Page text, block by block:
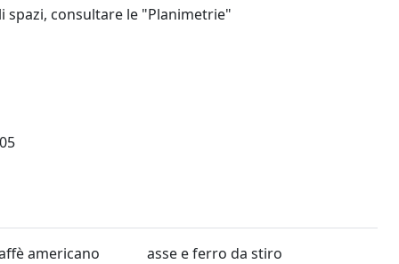
consultare le "Planimetrie"
americano
asse e ferro da stiro